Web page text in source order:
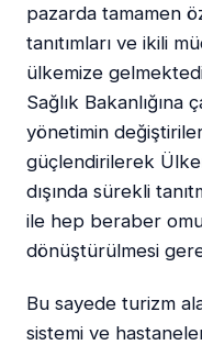
pazarda tamamen
tanıtımları ve ikili
ülkemize
Sağlık Bakanlığına
yönetimin
güçlendirilerek
dışında sürekli
ile hep beraber
dönüştürülmesi
Bu sayede turizm
sistemi ve